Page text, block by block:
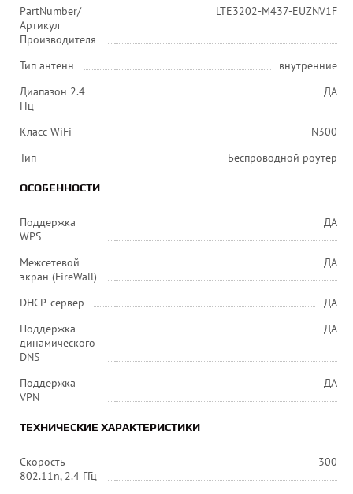
PartNumber/
Артикул
Производителя
LTE3202-M437-EUZNV1F
Тип антенн
внутренние
Диапазон 2.4
ГГц
ДА
Класс WiFi
N300
Тип
Беспроводной роутер
ОСОБЕННОСТИ
Поддержка
WPS
ДА
Межсетевой
экран (FireWall)
ДА
DHCP-сервер
ДА
Поддержка
динамического
DNS
ДА
Поддержка
VPN
ДА
ТЕХНИЧЕСКИЕ ХАРАКТЕРИСТИКИ
Скорость
802.11n, 2.4 ГГц
300